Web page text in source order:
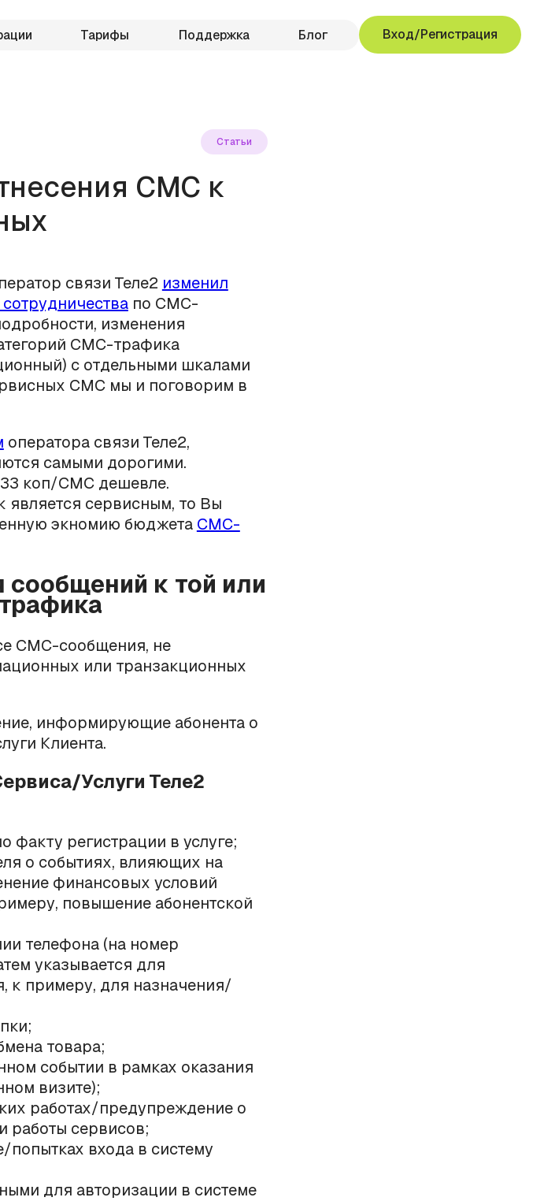
Тарифы Поддержка Блог Вход/Регистрация
Статьи
СМС к
связи Теле2 изменил
по СМС-
изменения
СМС-трафика
с отдельными шкалами
СМС мы и поговорим в
оператора связи Теле2,
самыми дорогими.
коп/СМС дешевле.
является сервисным, то Вы
экномию бюджета СМС-
сообщений к той или
СМС-сообщения, не
или транзакционных
информирующие абонента о
Клиента.
Услуги Теле2
факту регистрации в услуге;
о событиях, влияющих на
финансовых условий
повышение абонентской
телефона (на номер
указывается для
к примеру, для назначения/
товара;
событии в рамках оказания
визите);
работах/предупреждение о
работы сервисов;
входа в систему
для авторизации в системе